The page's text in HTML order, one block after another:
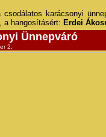
csodálatos karácsonyi
a hangosításért: Erdei
Ünnepváró
2.